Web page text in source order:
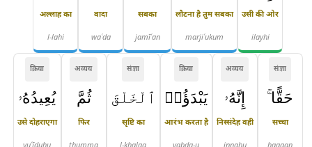
उसी की ओर
ilayhi
लौटना है तुम सबका
marjiʿukum
सबका
jamīʿan
वादा
waʿda
अल्लाह का
l-lahi
संज्ञा
حَقًّا ۚ
सच्चा
ḥaqqan
अव्यय
إِنَّهُۥ
निस्संदेह वही
innahu
क्रिया
يَبْدَؤُا۟
आरंभ करता है
yabda-u
संज्ञा
ٱلْخَلْقَ
सृष्टि का
l-khalqa
अव्यय
ثُمَّ
फिर
thumma
क्रिया
يُعِيدُهُۥ
उसे दोहराएगा
yuʿīduhu